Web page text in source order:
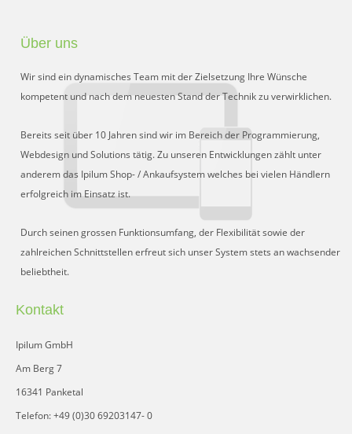
Über uns
Wir sind ein dynamisches Team mit der Zielsetzung Ihre Wünsche
kompetent und nach dem neuesten Stand der Technik zu verwirklichen.
Bereits seit über 10 Jahren sind wir im Bereich der Programmierung,
Webdesign und Solutions tätig. Zu unseren Entwicklungen zählt unter
anderem das Ipilum Shop- / Ankaufsystem welches bei vielen Händlern
erfolgreich im Einsatz ist.
Durch seinen grossen Funktionsumfang, der Flexibilität sowie der
zahlreichen Schnittstellen erfreut sich unser System stets an wachsender
beliebtheit.
Kontakt
Ipilum GmbH
Am Berg 7
16341 Panketal
Telefon: +49 (0)30 69203147- 0